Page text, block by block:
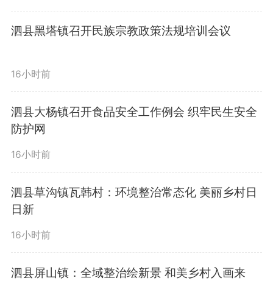
合作，携手实现互利共赢、共同发
展。我市将积极搭建政银企对接平
台，全力支持恒丰银行合肥分行在
宿加快布局、拓展业务。
资源富集，营商环境良好，恒丰银
行合肥分行将进一步加强沟通联
系，精准对接宿州发展需求，扎实
推进合作事项，为宿州高质量发展
泗县黑塔镇召开民族宗教政策法规培训会议
16小时前
泗县大杨镇召开食品安全工作例会 织牢民生安全
防护网
16小时前
泗县草沟镇瓦韩村：环境整治常态化 美丽乡村日
日新
16小时前
泗县屏山镇：全域整治绘新景 和美乡村入画来